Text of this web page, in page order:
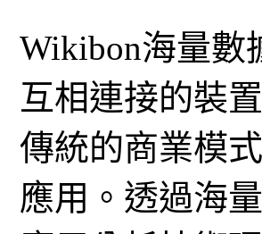
Wikibon海量數
互相連接的裝
傳統的商業模
應用。透過海